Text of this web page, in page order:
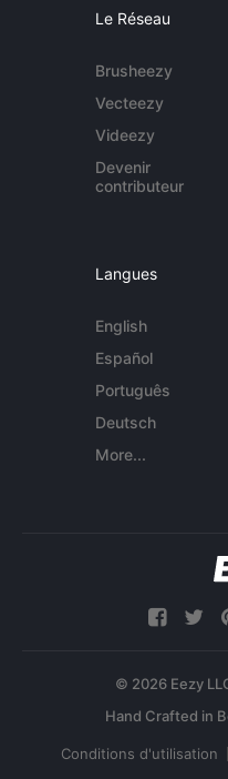
Le Réseau
Brusheezy
Vecteezy
Videezy
Devenir
contributeur
Langues
English
Español
Português
Deutsch
More...
© 2026 Eezy
Conditions d'utilisation